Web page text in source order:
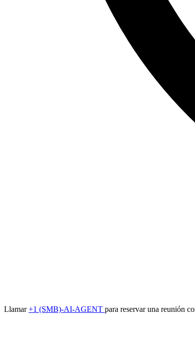
Llamar+1 (SMB)-AI-AGENT para reservar una reunión